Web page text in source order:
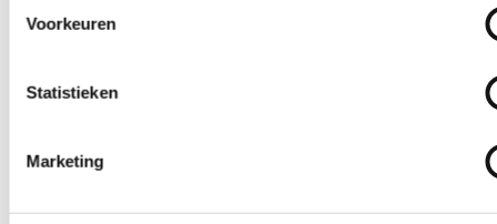
Voorkeuren
Statistieken
Marketing